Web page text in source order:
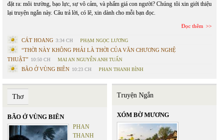
đặt ra: môi trường, bạo lực, sự vô cảm, và phẩm giá con người? Chúng tôi xin giới thiệu
lại truyện ngắn này. Câu trả lời, có lẽ, xin dành cho mỗi bạn đọc.
Đọc thêm
CÁT HOANG 3:34 CH PHẠM NGỌC LƯƠNG
“THỜI NÀY KHÔNG PHẢI LÀ THỜI CỦA VĂN CHƯƠNG NGHỆ
THUẬT” 10:50 CH MAI AN NGUYỄN ANH TUẤN
BÃO Ở VÙNG BIÊN 10:23 CH PHAN THANH BÌNH
Thơ
BÃO Ở VÙNG BIÊN
PHAN
THANH
Truyện Ngắn
XÓM BỜ MƯƠNG